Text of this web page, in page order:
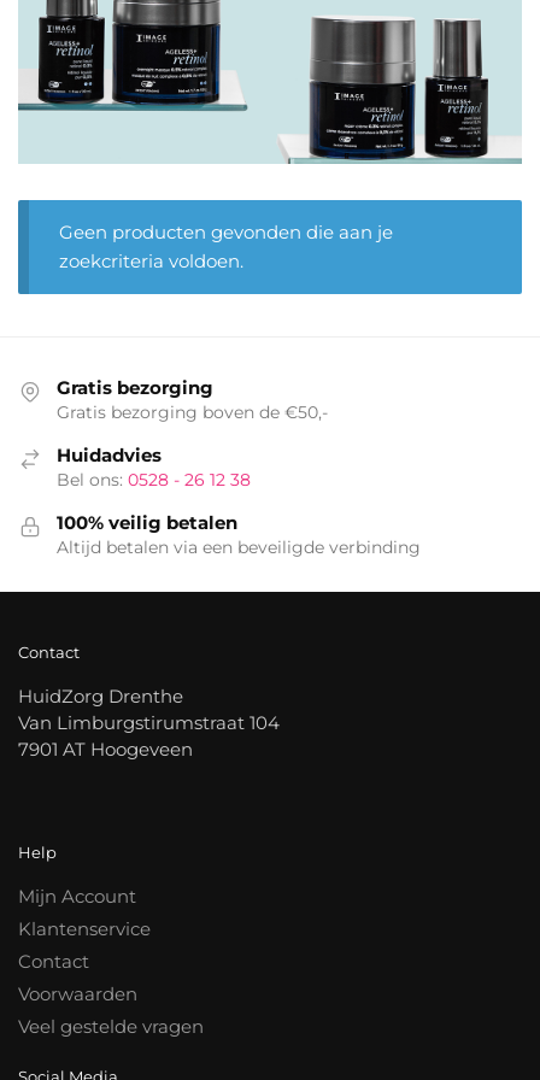
Geen producten gevonden die aan je
zoekcriteria voldoen.
Gratis bezorging
Gratis bezorging boven de €50,-
Huidadvies
Bel ons: 0528 - 26 12 38
100% veilig betalen
Altijd betalen via een beveiligde verbinding
Contact
HuidZorg Drenthe
Van Limburgstirumstraat 104
7901 AT Hoogeveen
Help
Mijn Account
Klantenservice
Contact
Voorwaarden
Veel gestelde vragen